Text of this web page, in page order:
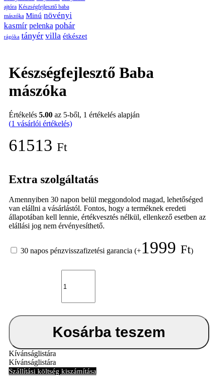
ajtóra Készségfejlesztő baba
mászóka Minú növényi
kasmír pelenka pohár
rágóka tányér villa étkészet
Készségfejlesztő Baba
mászóka
Értékelés 5.00 az 5-ből, 1 értékelés alapján
(1 vásárlói értékelés)
61513 Ft
Extra szolgáltatás
Amennyiben 30 napon belül meggondolod magad, lehetőséged
van elállni a vásárlástól. Fontos, hogy a terméknek eredeti
állapotában kell lennie, értékvesztés nélkül, ellenkező esetben az
elállási jog nem érvényesíthető.
30 napos pénzvisszafizetési garancia (+1999 Ft)
Baba
mászóka
Kosárba teszem
Kívánságlistára
Kívánságlistára
Szállítási költség kiszámítása